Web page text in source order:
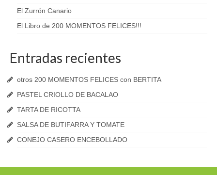
El Zurrón Canario
El Libro de 200 MOMENTOS FELICES!!!
Entradas recientes
otros 200 MOMENTOS FELICES con BERTITA
PASTEL CRIOLLO DE BACALAO
TARTA DE RICOTTA
SALSA DE BUTIFARRA Y TOMATE
CONEJO CASERO ENCEBOLLADO